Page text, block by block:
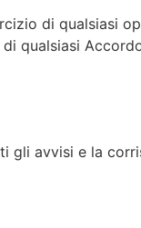
di qualsiasi
qualsiasi
gli avvisi e la